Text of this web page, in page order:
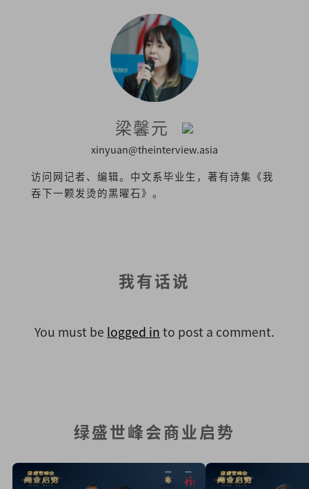
梁馨元
xinyuan@theinterview.asia
访问网记者、编辑。中文系毕业生，著有诗集《我
吞下一颗发烫的黑曜石》。
我有话说
You must be logged in to post a comment.
绿盛世峰会商业启势